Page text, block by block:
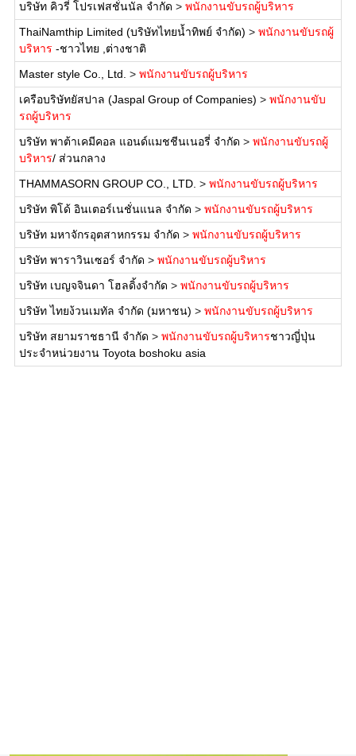
บริษัท คิวรี่ โปรเฟสชั่นนัล จำกัด > พนักงานขับรถผู้บริหาร
ThaiNamthip Limited (บริษัทไทยน้ำทิพย์ จำกัด) > พนักงานขับรถผู้
บริหาร -ชาวไทย ,ต่างชาติ
Master style Co., Ltd. > พนักงานขับรถผู้บริหาร
เครือบริษัทยัสปาล (Jaspal Group of Companies) > พนักงานขับ
รถผู้บริหาร
บริษัท พาต้าเคมีคอล แอนด์แมชชีนเนอรี่ จำกัด > พนักงานขับรถผู้
บริหาร/ ส่วนกลาง
THAMMASORN GROUP CO., LTD. > พนักงานขับรถผู้บริหาร
บริษัท พิโด้ อินเตอร์เนชั่นแนล จำกัด > พนักงานขับรถผู้บริหาร
บริษัท มหาจักรอุตสาหกรรม จำกัด > พนักงานขับรถผู้บริหาร
บริษัท พาราวินเซอร์ จำกัด > พนักงานขับรถผู้บริหาร
บริษัท เบญจจินดา โฮลดิ้งจำกัด > พนักงานขับรถผู้บริหาร
บริษัท ไทยง้วนเมทัล จำกัด (มหาชน) > พนักงานขับรถผู้บริหาร
บริษัท สยามราชธานี จำกัด > พนักงานขับรถผู้บริหารชาวญี่ปุ่น
ประจำหน่วยงาน Toyota boshoku asia